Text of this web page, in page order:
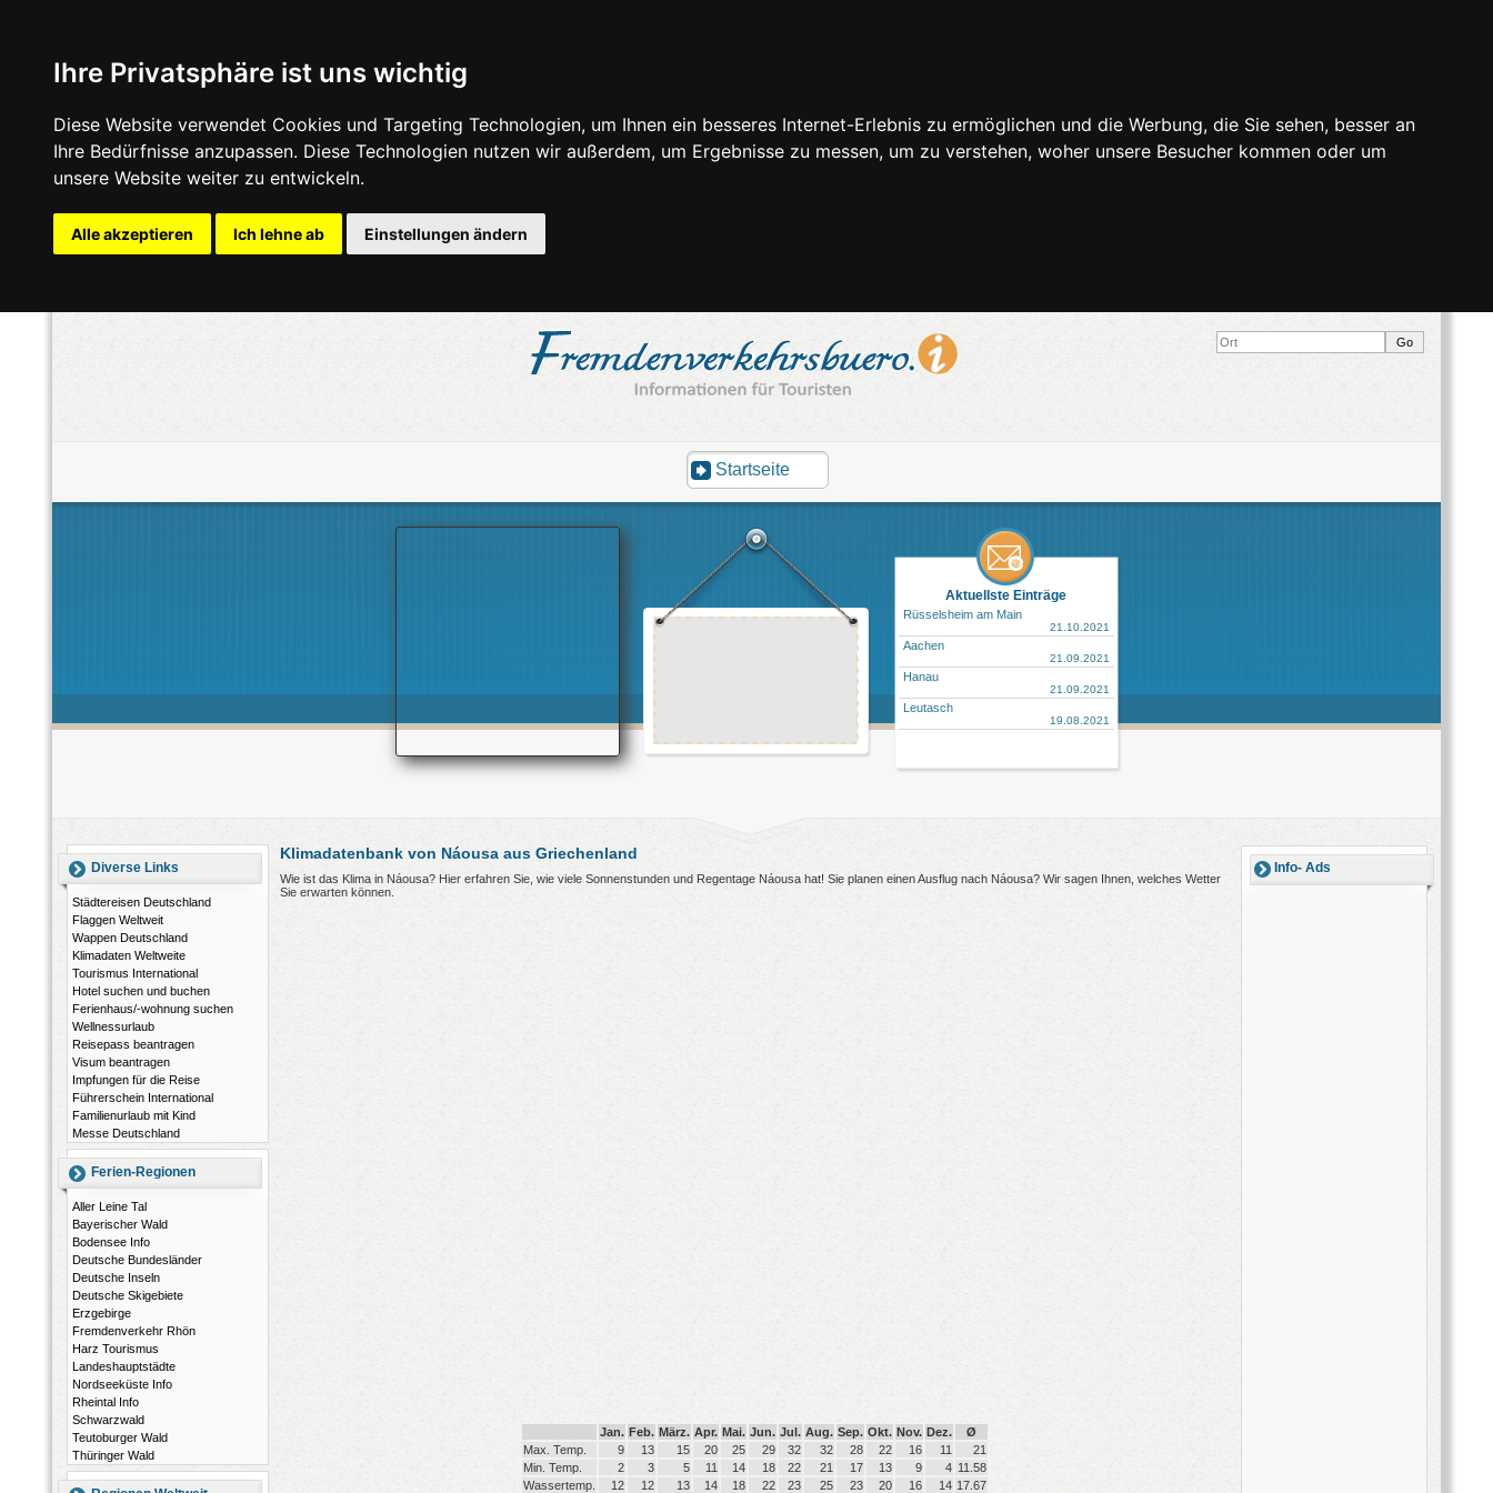
Ihre Privatsphäre ist uns wichtig
Diese Website verwendet Cookies und Targeting Technologien, um Ihnen ein besseres Internet-Erlebnis zu ermöglichen und die Werbung, die Sie sehen, besser an
Ihre Bedürfnisse anzupassen. Diese Technologien nutzen wir außerdem, um Ergebnisse zu messen, um zu verstehen, woher unsere Besucher kommen oder um
unsere Website weiter zu entwickeln.
Alle akzeptieren Ich lehne ab Einstellungen ändern
Startseite
Aktuellste Einträge
Rüsselsheim am Main
21.10.2021
Aachen
21.09.2021
Hanau
21.09.2021
Leutasch
19.08.2021
Diverse Links
Städtereisen Deutschland
Flaggen Weltweit
Wappen Deutschland
Klimadaten Weltweite
Tourismus International
Hotel suchen und buchen
Ferienhaus/-wohnung suchen
Wellnessurlaub
Reisepass beantragen
Visum beantragen
Impfungen für die Reise
Führerschein International
Familienurlaub mit Kind
Messe Deutschland
Ferien-Regionen
Aller Leine Tal
Bayerischer Wald
Bodensee Info
Deutsche Bundesländer
Deutsche Inseln
Deutsche Skigebiete
Erzgebirge
Fremdenverkehr Rhön
Harz Tourismus
Landeshauptstädte
Nordseeküste Info
Rheintal Info
Schwarzwald
Teutoburger Wald
Thüringer Wald
Info- Ads
Klimadatenbank von Náousa aus Griechenland
Wie ist das Klima in Náousa? Hier erfahren Sie, wie viele Sonnenstunden und Regentage Náousa hat! Sie planen einen Ausflug nach Náousa? Wir sagen Ihnen, welches Wetter
Sie erwarten können.
Jan. Feb. März. Apr. Mai. Jun. Jul. Aug. Sep. Okt. Nov. Dez.
Ø
Max. Temp.
9 13 15 20 25 29 32 32 28 22 16 11
21
Min. Temp.
2 3 5 11 14 18 22 21 17 13 9 4 11.58
Wassertemp.
12 12 13 14 18 22 23 25 23 20 16 14 17.67